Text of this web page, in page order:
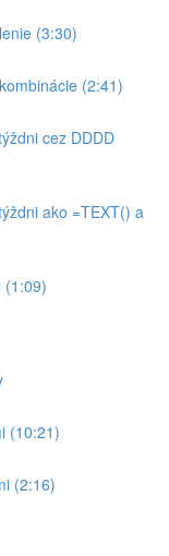
(3:30)
(2:41)
cez DDDD
ako =TEXT() a
(1:09)
(10:21)
(2:16)